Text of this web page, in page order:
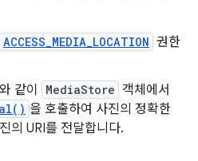
ACCESS_MEDIA_LOCATION 권한
같이
MediaStore 객체에서
을 호출하여 사진의 정확한
의 URI를 전달합니다.